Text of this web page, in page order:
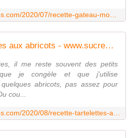
Tartelettes amandines aux abricots - www.sucreetepices.com
il me reste souvent des petits
je congèle et que j'utilise
abricots, pas assez pour
cou...